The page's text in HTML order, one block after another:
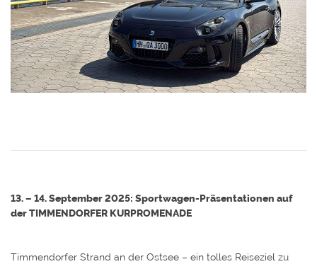
13. – 14. September 2025: Sportwagen-Präsentationen auf
der TIMMENDORFER KURPROMENADE
Timmendorfer Strand an der Ostsee – ein tolles Reiseziel zu